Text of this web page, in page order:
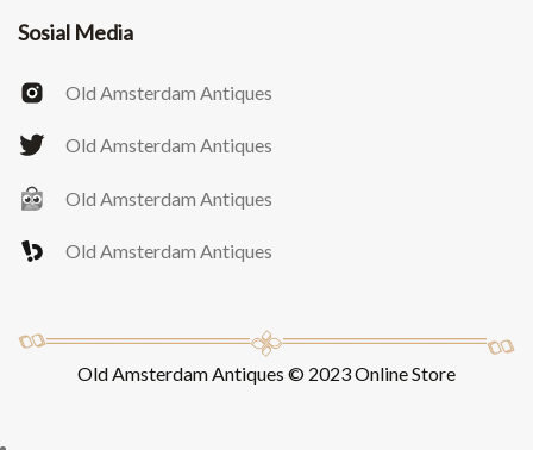
Sosial Media
Old Amsterdam Antiques
Old Amsterdam Antiques
Old Amsterdam Antiques
Old Amsterdam Antiques
Old Amsterdam Antiques © 2023 Online Store